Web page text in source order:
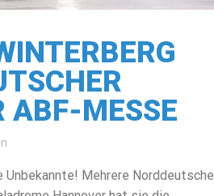
ABF-MESSE
Mehrere Norddeutsche